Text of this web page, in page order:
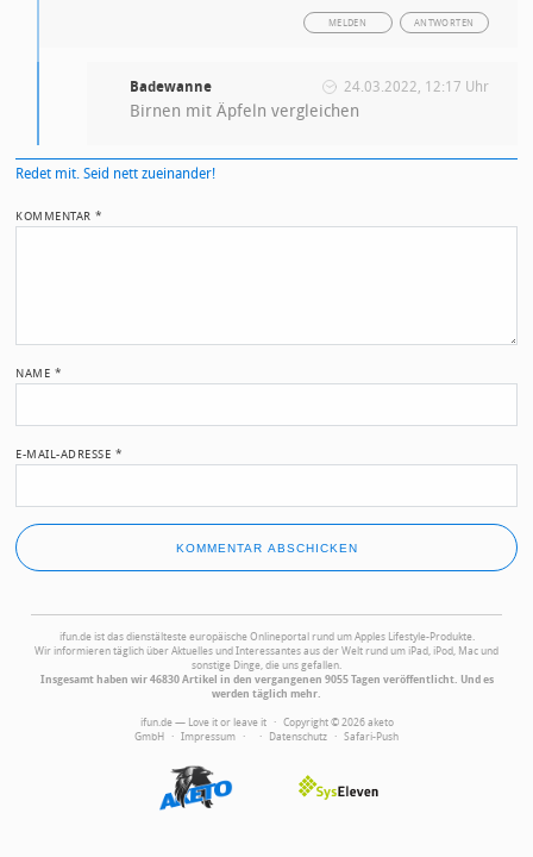
ANTWORTEN
MELDEN
Badewanne 24.03.2022, 12:17 Uhr
Birnen mit Äpfeln vergleichen
Redet mit. Seid nett zueinander!
KOMMENTAR*
NAME *
E-MAIL-ADRESSE *
ifun.de ist das dienstälteste europäische Onlineportal rund um Apples Lifestyle-Produkte.
Wir informieren täglich über Aktuelles und Interessantes aus der Welt rund um iPad, iPod, Mac und
sonstige Dinge, die uns gefallen.
Insgesamt haben wir 46830 Artikel in den vergangenen 9055 Tagen veröffentlicht. Und es
werden täglich mehr.
ifun.de — Love it or leave it · Copyright © 2026 aketo
GmbH · Impressum · · Datenschutz · Safari-Push